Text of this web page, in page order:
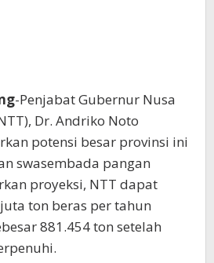
-Penjabat Gubernur Nusa
Dr. Andriko Noto
potensi besar provinsi ini
swasembada pangan
proyeksi, NTT dapat
ton beras per tahun
881.454 ton setelah